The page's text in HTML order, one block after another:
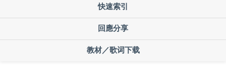
快速索引
回應分享
教材／歌词下载